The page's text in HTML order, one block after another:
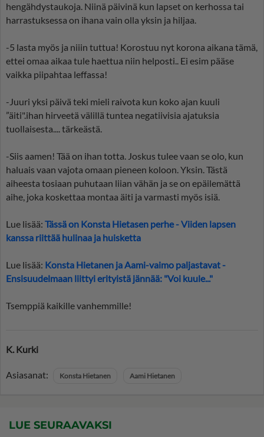
hengähdystaukoja. Niinä päivinä kun lapset on kerhossa tai
harrastuksessa on ihana vain olla yksin ja hiljaa.
-5 lasta myös ja niiin tuttua! Korostuu nyt korona aikana tämä,
ettei omaa aikaa tule haettua niin helposti.. Ei esim pääse
vaikka piipahtaa leffassa!
-Juuri yksi päivä teki mieli raivota kun koko ajan kuuli
”äiti".ihan hirveetä välillä tuntea negatiivisia ajatuksia
tuollaisesta.... tärkeästä.
-Siis aamen! Tää on ihan totta. Joskus tulee vaan se olo, kun
haluais vaan vajota omaan pieneen koloon. Yksin. Tästä
aiheesta tosiaan puhutaan liian vähän ja se on epäilemättä
aihe, joka koskettaa montaa äiti ja varmasti myös isiä.
Lue lisää: Tässä on Konsta Hietasen perhe - Viiden lapsen
kanssa riittää hulinaa ja huisketta
Lue lisää: Konsta Hietanen ja Aami-vaimo paljastavat -
Ensisuudelmaan liittyi erityistä jännää: "Voi kuule..."
Tsemppiä kaikille vanhemmille!
K. Kurki
Asiasanat: Konsta Hietanen Aami Hietanen
LUE SEURAAVAKSI